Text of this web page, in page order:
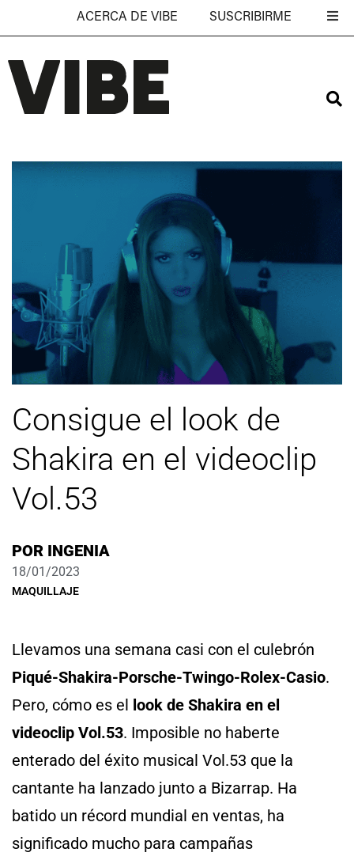
ACERCA DE VIBE SUSCRIBIRME
Consigue el look de
Shakira en el videoclip
Vol.53
POR INGENIA
18/01/2023
MAQUILLAJE
Llevamos una semana casi con el culebrón
Piqué-Shakira-Porsche-Twingo-Rolex-Casio.
Pero, cómo es el look de Shakira en el
videoclip Vol.53. Imposible no haberte
enterado del éxito musical Vol.53 que la
cantante ha lanzado junto a Bizarrap. Ha
batido un récord mundial en ventas, ha
significado mucho para campañas